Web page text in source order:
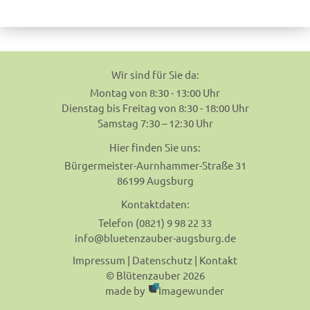
Wir sind für Sie da:
Montag von 8:30 - 13:00 Uhr
Dienstag bis Freitag von 8:30 - 18:00 Uhr
Samstag 7:30 – 12:30 Uhr
Hier finden Sie uns:
Bürgermeister-Aurnhammer-Straße 31
86199 Augsburg
Kontaktdaten:
Telefon (0821) 9 98 22 33
info@bluetenzauber-augsburg.de
Impressum | Datenschutz | Kontakt
© Blütenzauber 2026
made by
Imagewunder